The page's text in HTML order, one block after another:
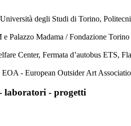
degli Studi di Torino,
Palazzo Madama / Fondazione
Center, Fermata d’autobus ETS,
- European Outsider Art
laboratori - progetti